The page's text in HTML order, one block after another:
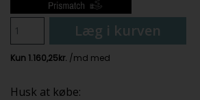
Læg i kurven
Husk at købe: